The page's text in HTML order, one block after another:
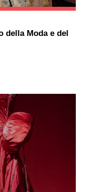
della Moda e del